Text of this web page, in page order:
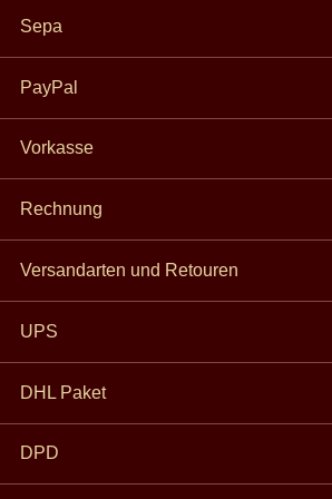
was die meisten Lochzangen anbieten. Generell
Material ist, desto kleiner sollte auch das Loch
Jede unserer mittelalterlichen Ziernieten wird mit
Anzahl an
ausgeliefert.
Loch in das Leder stanzen, den Stift der
führen und die kleine, mitgelieferte Kappe
paar leichten Schlägen mit einem Hammer
dem endgültigen Befestigen sich dann noch
dass der Beschlag auch wirklichgerade und
der Zierniete, so dass diese sich nicht mehr
lösen kann.
Bereits die Menschen derkeltischen Eisenzeit
verzierten Ihre Gürtel, Wehrgehänge und
Insbesondere die berühmten keltischen
Sepa
PayPal
Vorkasse
Rechnung
Versandarten und Retouren
UPS
DHL Paket
DPD